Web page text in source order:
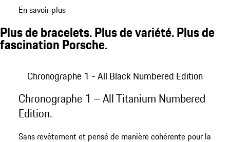
En savoir plus
Plus de bracelets. Plus de variété. Plus de
fascination Porsche.
Chronographe 1 - All Black Numbered Edition
Chronographe 1 – All Titanium Numbered
Edition.
Sans revêtement et pensé de manière cohérente pour la